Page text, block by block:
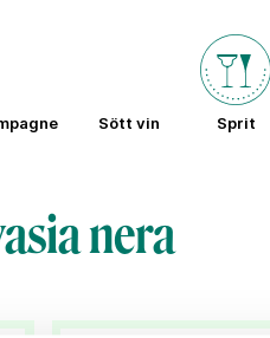
Sött vin Sprit
nera